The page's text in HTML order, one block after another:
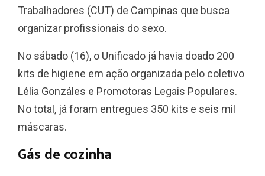
Trabalhadores (CUT) de Campinas que busca
organizar profissionais do sexo.
No sábado (16), o Unificado já havia doado 200
kits de higiene em ação organizada pelo coletivo
Lélia Gonzáles e Promotoras Legais Populares.
No total, já foram entregues 350 kits e seis mil
máscaras.
Gás de cozinha